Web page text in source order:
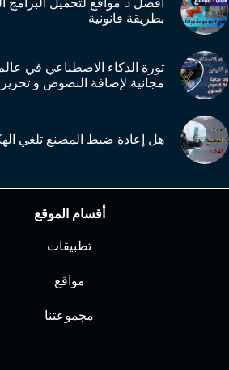
بطريقة قانونية
ثورة الذكاء الاصطناعي في
مجانية لإضافة النصوص و
هل إعادة ضبط المصنع تلغي
أقسام الموقع
تطبيقات
مواقع
مجموعتنا